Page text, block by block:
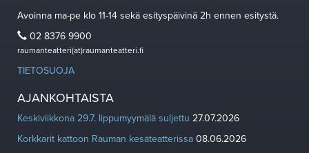
Avoinna ma-pe klo 11-14 sekä esityspäivinä 2h ennen esitystä.
02 8376 9900
raumanteatteri(at)raumanteatteri.fi
TIETOSUOJA
AJANKOHTAISTA
Keskiviikkona 29.7. lippumyymälä suljettu 27.07.2026
Korkkarit kattoon Rauman kesäteatterissa 08.06.2026